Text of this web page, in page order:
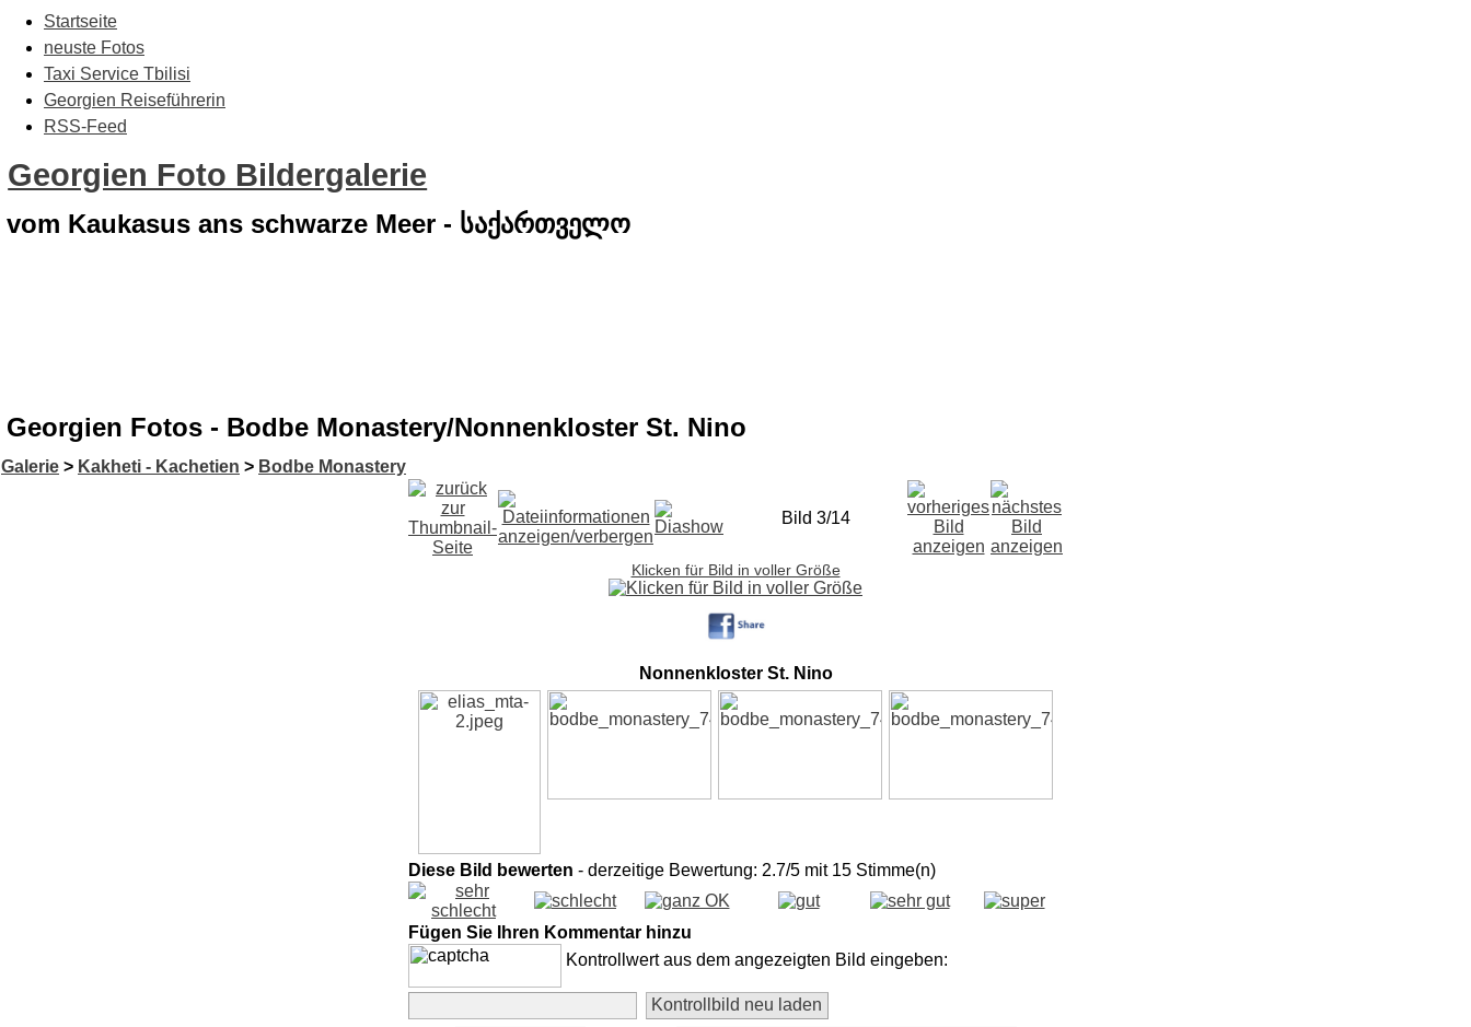
Startseite
neuste Fotos
Taxi Service Tbilisi
Georgien Reiseführerin
RSS-Feed
Georgien Foto Bildergalerie
vom Kaukasus ans schwarze Meer - საქართველო
Georgien Fotos - Bodbe Monastery/Nonnenkloster St. Nino
Galerie > Kakheti - Kachetien > Bodbe Monastery
Bild 3/14
Klicken für Bild in voller Größe
Nonnenkloster St. Nino
Diese Bild bewerten - derzeitige Bewertung: 2.7/5 mit 15 Stimme(n)
Fügen Sie Ihren Kommentar hinzu
Kontrollwert aus dem angezeigten Bild eingeben: